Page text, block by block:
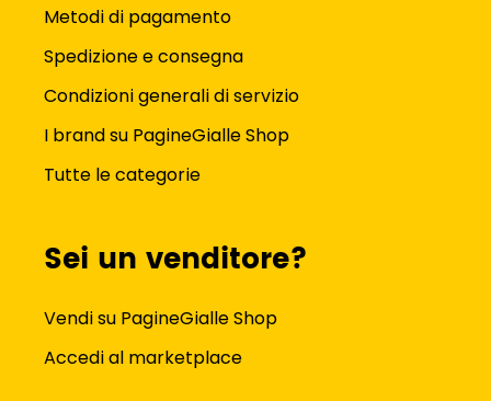
Metodi di pagamento
Spedizione e consegna
Condizioni generali di servizio
I brand su PagineGialle Shop
Tutte le categorie
Sei un venditore?
Vendi su PagineGialle Shop
Accedi al marketplace